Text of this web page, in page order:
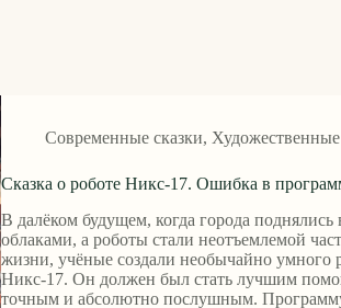
Современные сказки,
Сказка о роботе Никс-17. Ошибка в
В далёком будущем, когда города поднялись
облаками, а роботы стали неотъемлемой
жизни, учёные создали необычайно умного
Никс-17. Он должен был стать лучшим
точным и абсолютно послушным.